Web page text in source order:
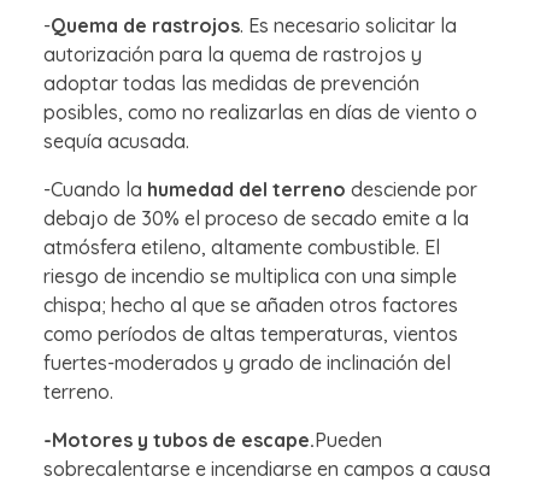
-Quema de rastrojos. Es necesario solicitar la
autorización para la quema de rastrojos y
adoptar todas las medidas de prevención
posibles, como no realizarlas en días de viento o
sequía acusada.
-Cuando la humedad del terreno desciende por
debajo de 30% el proceso de secado emite a la
atmósfera etileno, altamente combustible. El
riesgo de incendio se multiplica con una simple
chispa; hecho al que se añaden otros factores
como períodos de altas temperaturas, vientos
fuertes-moderados y grado de inclinación del
terreno.
-Motores y tubos de escape.Pueden
sobrecalentarse e incendiarse en campos a causa